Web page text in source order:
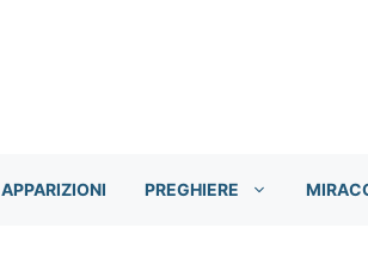
APPARIZIONI PREGHIERE